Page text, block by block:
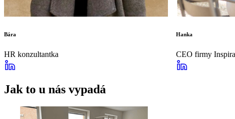
Bára
HR konzultantka
Hanka
CEO firmy
Jak to u nás vypadá